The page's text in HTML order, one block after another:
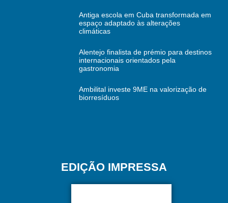
Antiga escola em Cuba transformada em
espaço adaptado às alterações
climáticas
Alentejo finalista de prémio para destinos
internacionais orientados pela
gastronomia
Ambilital investe 9ME na valorização de
biorresíduos
EDIÇÃO IMPRESSA